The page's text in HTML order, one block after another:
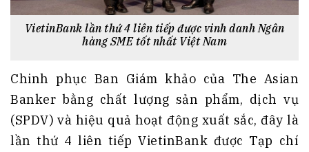
VietinBank lần thứ 4 liên tiếp được vinh danh Ngân
hàng SME tốt nhất Việt Nam
Chinh phục Ban Giám khảo của The Asian
Banker bằng chất lượng sản phẩm, dịch vụ
(SPDV) và hiệu quả hoạt động xuất sắc, đây là
lần thứ 4 liên tiếp VietinBank được Tạp chí